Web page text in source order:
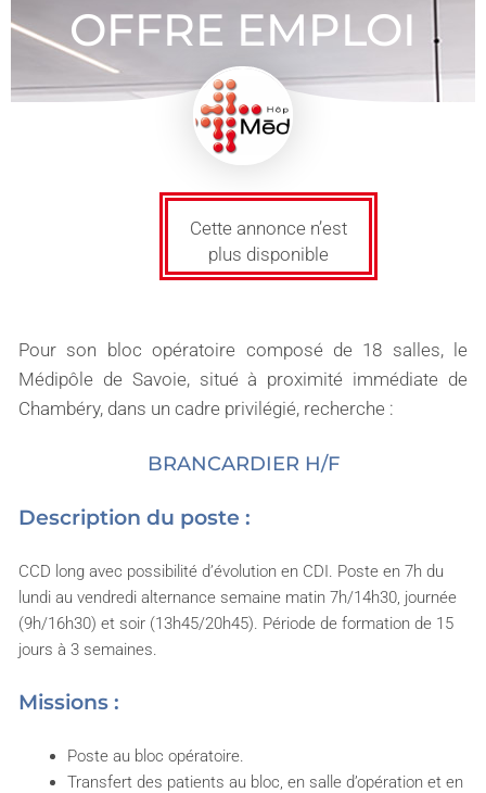
OFFRE EMPLOI
Cette annonce n’est
plus disponible
Pour son bloc opératoire composé de 18 salles, le
Médipôle de Savoie, situé à proximité immédiate de
Chambéry, dans un cadre privilégié, recherche :
BRANCARDIER H/F
Description du poste :
CCD long avec possibilité d’évolution en CDI. Poste en 7h du
lundi au vendredi alternance semaine matin 7h/14h30, journée
(9h/16h30) et soir (13h45/20h45). Période de formation de 15
jours à 3 semaines.
Missions :
Poste au bloc opératoire.
Transfert des patients au bloc, en salle d’opération et en